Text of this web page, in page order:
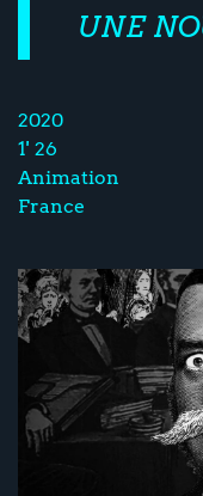
UNE
2020
1' 26
Animation
France